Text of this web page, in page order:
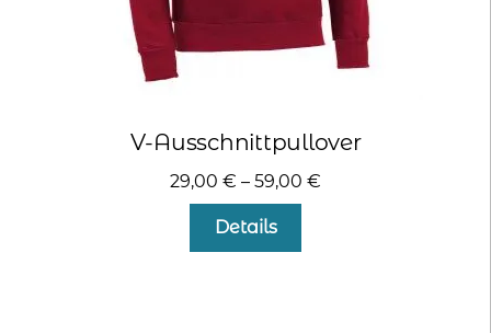
V-Ausschnittpullover
29,00 € – 59,00 €
Details